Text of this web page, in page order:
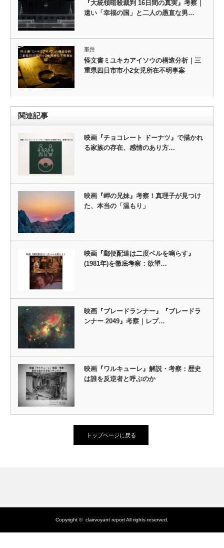
『大統領暗殺裁判 16日間の真実』考察｜
遠い「幸福の国」と二人の愚直な男…
事件
怪文書ミユキカアイソウの構造分析｜三
重県四日市市小2女児所在不明事案
関連記事
映画『チョコレート ドーナツ』で描かれ
る家族の存在、感情のあり方…
映画『岬の兄妹』考察！真理子が見つけ
た、本当の「温もり」
映画『郵便配達は二度ベルを鳴らす』
(1981年)を徹底考察：欲望…
映画『ブレードランナー』『ブレードラ
ンナー 2049』考察｜レプ…
映画『ワルキューレ』解説・考察：歴史
は誰を反逆者と呼ぶのか
トップページに戻る
Copyright © clairvoyant reportAll rights reserved.